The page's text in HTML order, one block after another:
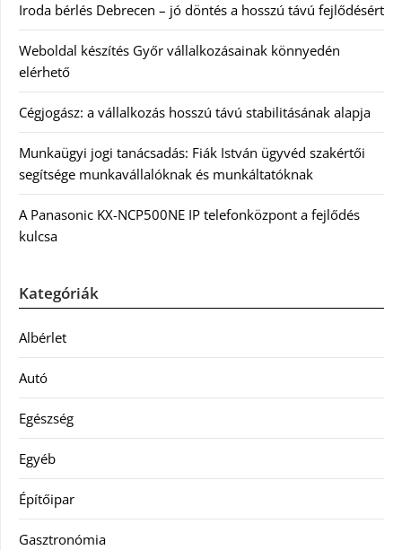
Iroda bérlés Debrecen – jó döntés a hosszú távú fejlődésért
Weboldal készítés Győr vállalkozásainak könnyedén
elérhető
Cégjogász: a vállalkozás hosszú távú stabilitásának alapja
Munkaügyi jogi tanácsadás: Fiák István ügyvéd szakértői
segítsége munkavállalóknak és munkáltatóknak
A Panasonic KX-NCP500NE IP telefonközpont a fejlődés
kulcsa
Kategóriák
Albérlet
Autó
Egészség
Egyéb
Építőipar
Gasztronómia